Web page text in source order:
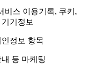
비스 이용기록, 쿠키,
기정보
정보 항목
등 마케팅